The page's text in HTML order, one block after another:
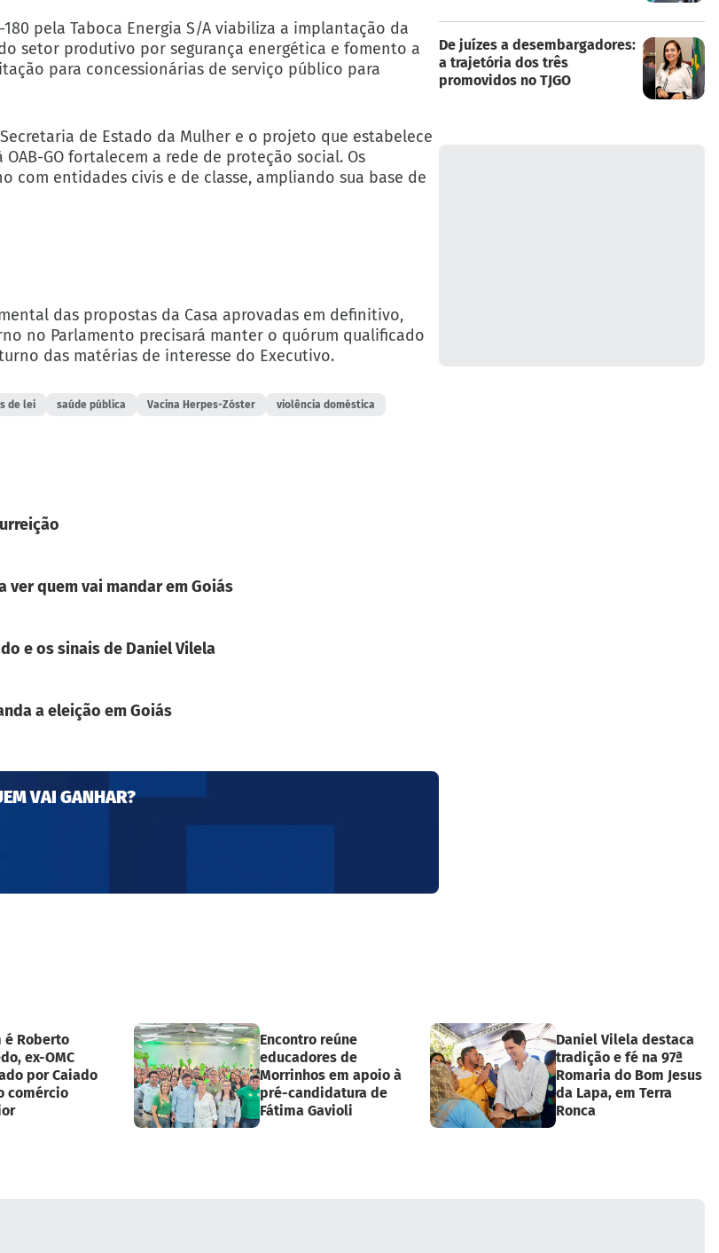
pela Taboca Energia S/A viabiliza a implantação da
setor produtivo por segurança energética e fomento a
para concessionárias de serviço público para
de Estado da Mulher e o projeto que estabelece
GO fortalecem a rede de proteção social. Os
com entidades civis e de classe, ampliando sua base de
das propostas da Casa aprovadas em definitivo,
no Parlamento precisará manter o quórum qualificado
das matérias de interesse do Executivo.
de lei saúde pública Vacina Herpes-Zóster violência doméstica
ver quem vai mandar em Goiás
e os sinais de Daniel Vilela
a eleição em Goiás
VAI GANHAR?
De juízes a desembargadores:
a trajetória dos três
promovidos no TJGO
é Roberto
ex-OMC
por Caiado
comércio
Encontro reúne
educadores de
Morrinhos em apoio à
pré-candidatura de
Fátima Gavioli
Daniel Vilela destaca
tradição e fé na 97ª
Romaria do Bom Jesus
da Lapa, em Terra
Ronca